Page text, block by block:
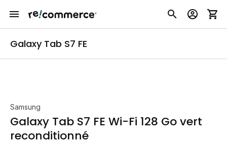
Galaxy Tab S7 FE
Samsung
Galaxy Tab S7 FE Wi-Fi 128 Go vert
reconditionné